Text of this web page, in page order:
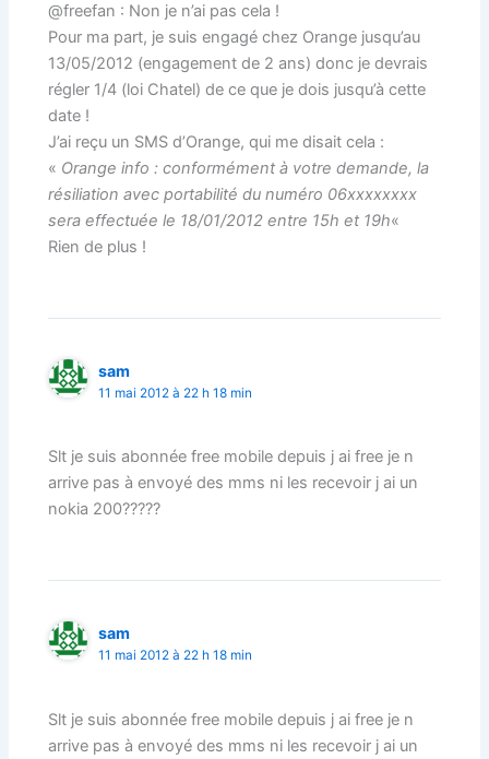
@freefan : Non je n’ai pas cela !
Pour ma part, je suis engagé chez Orange jusqu’au
13/05/2012 (engagement de 2 ans) donc je devrais
régler 1/4 (loi Chatel) de ce que je dois jusqu’à cette
date !
J’ai reçu un SMS d’Orange, qui me disait cela :
« Orange info : conformément à votre demande, la
résiliation avec portabilité du numéro 06xxxxxxxx
sera effectuée le 18/01/2012 entre 15h et 19h«
Rien de plus !
sam
11 mai 2012 à 22 h 18 min
Slt je suis abonnée free mobile depuis j ai free je n
arrive pas à envoyé des mms ni les recevoir j ai un
nokia 200?????
sam
11 mai 2012 à 22 h 18 min
Slt je suis abonnée free mobile depuis j ai free je n
arrive pas à envoyé des mms ni les recevoir j ai un